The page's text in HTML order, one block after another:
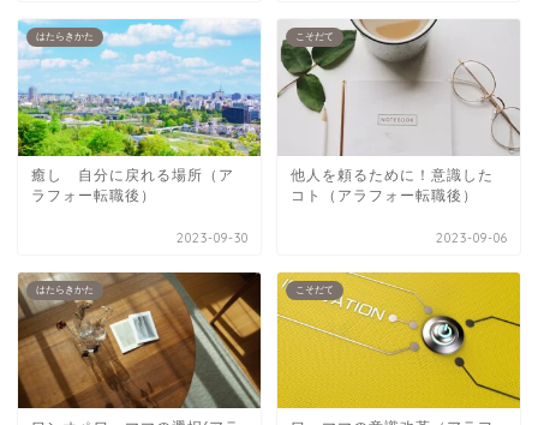
はたらきかた
癒し 自分に戻れる場所（ア
ラフォー転職後）
2023-09-30
こそだて
他人を頼るために！意識した
コト（アラフォー転職後）
2023-09-06
はたらきかた こそだて